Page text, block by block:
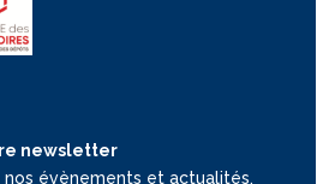
newsletter
évènements et actualités.